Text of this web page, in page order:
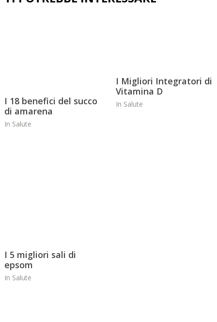
I 18 benefici del succo
di amarena
In Salute
I Migliori Integratori di
Vitamina D
In Salute
I 5 migliori sali di
epsom
In Salute